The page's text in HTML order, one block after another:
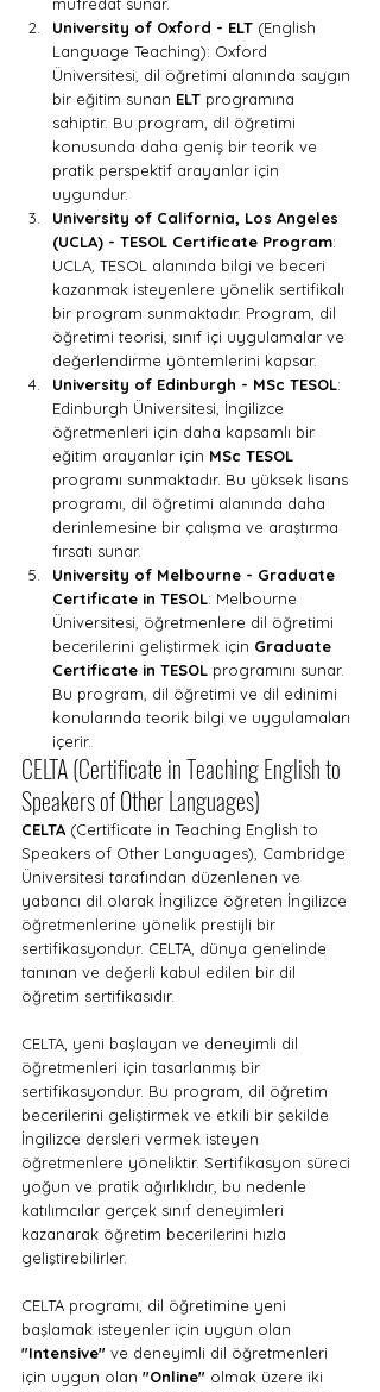
University of Oxford - ELT (English
Language Teaching): Oxford
Üniversitesi, dil öğretimi alanında saygın
bir eğitim sunan ELT programına
sahiptir. Bu program, dil öğretimi
konusunda daha geniş bir teorik ve
pratik perspektif arayanlar için
uygundur.
University of California, Los Angeles
(UCLA) - TESOL Certificate Program:
UCLA, TESOL alanında bilgi ve beceri
kazanmak isteyenlere yönelik sertifikalı
bir program sunmaktadır. Program, dil
öğretimi teorisi, sınıf içi uygulamalar ve
değerlendirme yöntemlerini kapsar.
University of Edinburgh - MSc TESOL:
Edinburgh Üniversitesi, İngilizce
öğretmenleri için daha kapsamlı bir
eğitim arayanlar için MSc TESOL
programı sunmaktadır. Bu yüksek lisans
programı, dil öğretimi alanında daha
derinlemesine bir çalışma ve araştırma
fırsatı sunar.
University of Melbourne - Graduate
Certificate in TESOL: Melbourne
Üniversitesi, öğretmenlere dil öğretimi
becerilerini geliştirmek için Graduate
Certificate in TESOL programını sunar.
Bu program, dil öğretimi ve dil edinimi
konularında teorik bilgi ve uygulamaları
içerir.
CELTA (Certificate in Teaching English to
Speakers of Other Languages)
CELTA (Certificate in Teaching English to
Speakers of Other Languages), Cambridge
Üniversitesi tarafından düzenlenen ve
yabancı dil olarak İngilizce öğreten İngilizce
öğretmenlerine yönelik prestijli bir
sertifikasyondur. CELTA, dünya genelinde
tanınan ve değerli kabul edilen bir dil
öğretim sertifikasıdır.
CELTA, yeni başlayan ve deneyimli dil
öğretmenleri için tasarlanmış bir
sertifikasyondur. Bu program, dil öğretim
becerilerini geliştirmek ve etkili bir şekilde
İngilizce dersleri vermek isteyen
öğretmenlere yöneliktir. Sertifikasyon süreci
yoğun ve pratik ağırlıklıdır, bu nedenle
katılımcılar gerçek sınıf deneyimleri
kazanarak öğretim becerilerini hızla
geliştirebilirler.
CELTA programı, dil öğretimine yeni
başlamak isteyenler için uygun olan
"Intensive" ve deneyimli dil öğretmenleri
için uygun olan "Online" olmak üzere iki